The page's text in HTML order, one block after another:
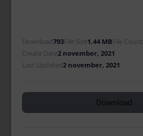
Download793File Size1.44 MBFile Count
Create Date2 november, 2021
Last Updated2 november, 2021
Download